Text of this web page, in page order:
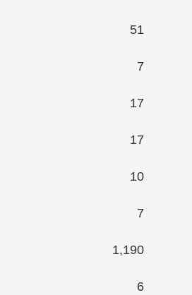
51
7
17
17
10
7
1,190
6